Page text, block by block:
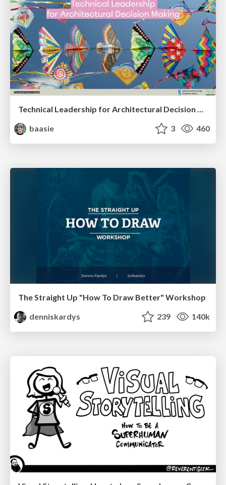
Technical Leadership for Architectural Decision Making
baasie
3 460
The Straight Up "How To Draw Better" Workshop
denniskardys
239 140k